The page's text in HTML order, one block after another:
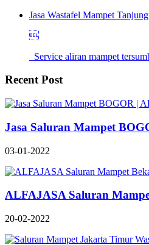
Jasa Wastafel Mampet

Service aliran mampet
Recent Post
Jasa Saluran Mampet
03-01-2022
ALFAJASA Saluran
20-02-2022